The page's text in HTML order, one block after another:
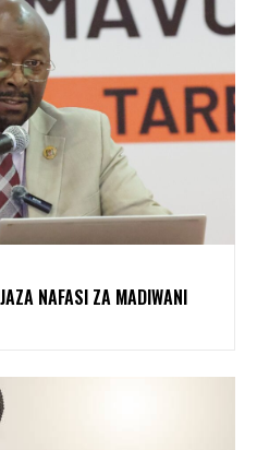
NAFASI ZA MADIWANI